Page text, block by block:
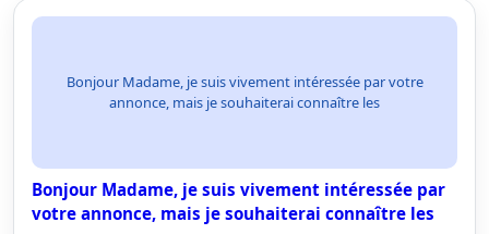
Bonjour Madame, je suis vivement intéressée par votre
annonce, mais je souhaiterai connaître les
Bonjour Madame, je suis vivement intéressée par
votre annonce, mais je souhaiterai connaître les